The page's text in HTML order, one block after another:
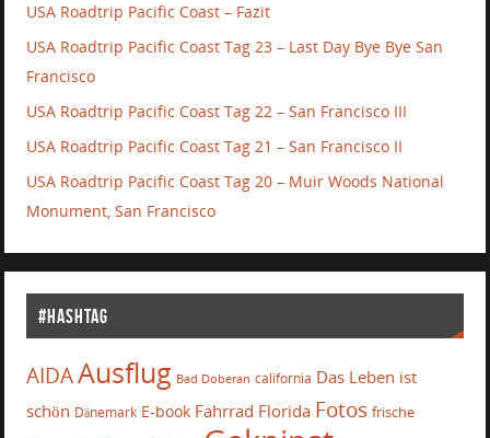
USA Roadtrip Pacific Coast – Fazit
USA Roadtrip Pacific Coast Tag 23 – Last Day Bye Bye San
Francisco
USA Roadtrip Pacific Coast Tag 22 – San Francisco III
USA Roadtrip Pacific Coast Tag 21 – San Francisco II
USA Roadtrip Pacific Coast Tag 20 – Muir Woods National
Monument, San Francisco
#Hashtag
AIDAAusflug Bad Doberan california Das Leben ist
schön Dänemark E-book Fahrrad Florida Fotos frische